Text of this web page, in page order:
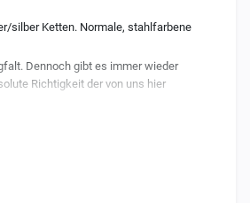
silber Ketten. Normale, stahlfarbene
Dennoch gibt es immer wieder
Richtigkeit der von uns hier
Änderungen seitens
der Besitzer bei älteren